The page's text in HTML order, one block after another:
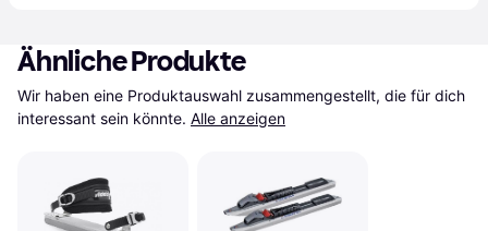
Ähnliche Produkte
Wir haben eine Produktauswahl zusammengestellt, die für dich
interessant sein könnte. Alle anzeigen